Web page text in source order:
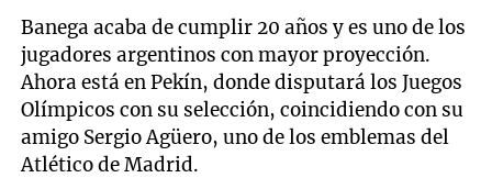
Banega acaba de cumplir 20 años y es uno de los
jugadores argentinos con mayor proyección.
Ahora está en Pekín, donde disputará los Juegos
Olímpicos con su selección, coincidiendo con su
amigo Sergio Agüero, uno de los emblemas del
Atlético de Madrid.